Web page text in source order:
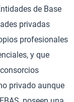
de Base
privadas
profesionales
y que
privado aunque